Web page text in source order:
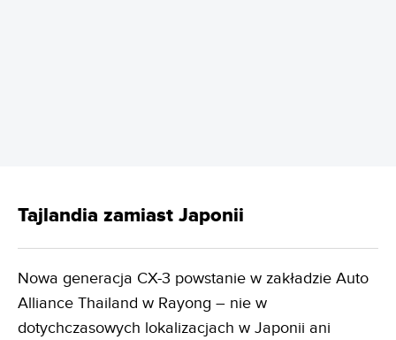
Tajlandia zamiast Japonii
Nowa generacja CX-3 powstanie w zakładzie Auto
Alliance Thailand w Rayong – nie w
dotychczasowych lokalizacjach w Japonii ani